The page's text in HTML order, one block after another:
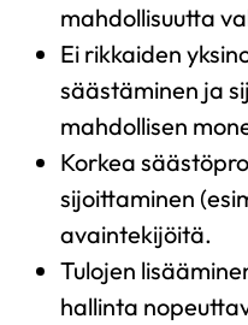
mahdollisuutta
Ei rikkaiden
säästäminen ja
mahdollisen
Korkea
sijoittaminen
avaintekijöitä.
Tulojen
hallinta